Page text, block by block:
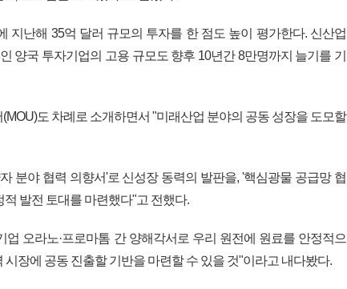
지난해 35억 달러 규모의 투자를 한 점도 높이 평가한다. 신산업
양국 투자기업의 고용 규모도 향후 10년간 8만명까지 늘기를 기
도 차례로 소개하면서 "미래산업 분야의 공동 성장을 도모할
분야 협력 의향서'로 신성장 동력의 발판을, '핵심광물 공급망 협
발전 토대를 마련했다"고 전했다.
업 오라노·프로마톰 간 양해각서로 우리 원전에 원료를 안정적으
시장에 공동 진출할 기반을 마련할 수 있을 것"이라고 내다봤다.